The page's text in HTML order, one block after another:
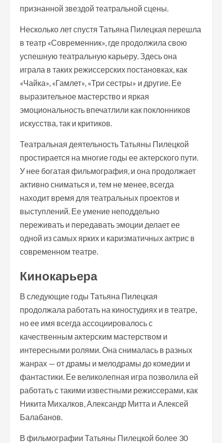
признанной звездой театральной сцены.
Несколько лет спустя Татьяна Пилецкая перешла
в театр «Современник», где продолжила свою
успешную театральную карьеру. Здесь она
играла в таких режиссерских постановках, как
«Чайка», «Гамлет», «Три сестры» и другие. Ее
выразительное мастерство и яркая
эмоциональность впечатлили как поклонников
искусства, так и критиков.
Театральная деятельность Татьяны Пилецкой
простирается на многие годы ее актерского пути.
У нее богатая фильмография, и она продолжает
активно сниматься и, тем не менее, всегда
находит время для театральных проектов и
выступлений. Ее умение неподдельно
переживать и передавать эмоции делает ее
одной из самых ярких и каризматичных актрис в
современном театре.
Кинокарьера
В следующие годы Татьяна Пилецкая
продолжала работать на киностудиях и в театре,
но ее имя всегда ассоциировалось с
качественным актерским мастерством и
интересными ролями. Она снималась в разных
жанрах — от драмы и мелодрамы до комедии и
фантастики. Ее великолепная игра позволила ей
работать с такими известными режиссерами, как
Никита Михалков, Александр Митта и Алексей
Балабанов.
В фильмографии Татьяны Пилецкой более 30